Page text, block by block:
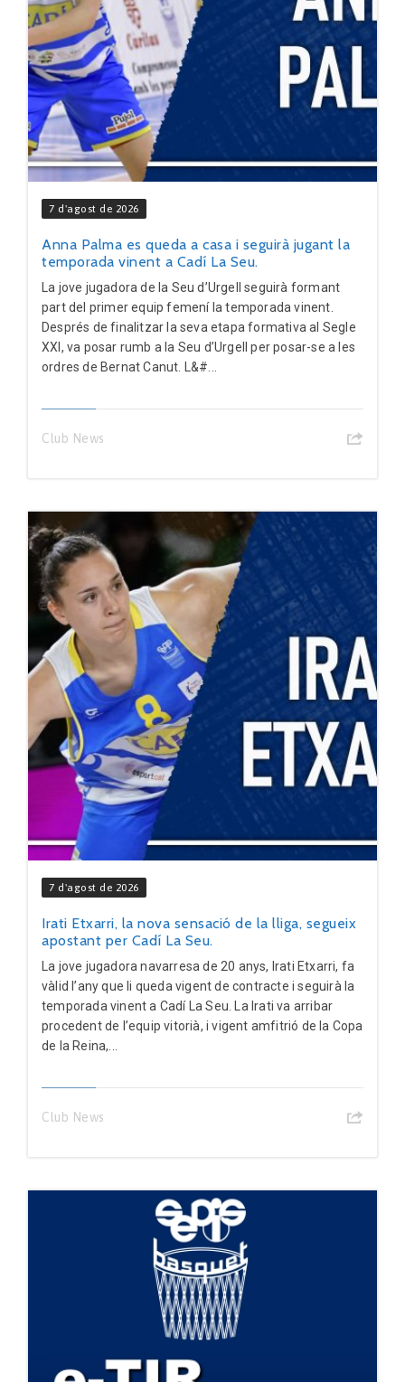
7 d'agost de 2026
Anna Palma es queda a casa i seguirà jugant la
temporada vinent a Cadí La Seu.
La jove jugadora de la Seu d’Urgell seguirà formant
part del primer equip femení la temporada vinent.
Després de finalitzar la seva etapa formativa al Segle
XXI, va posar rumb a la Seu d’Urgell per posar-se a les
ordres de Bernat Canut. L&#...
Club News
7 d'agost de 2026
Irati Etxarri, la nova sensació de la lliga, segueix
apostant per Cadí La Seu.
La jove jugadora navarresa de 20 anys, Irati Etxarri, fa
vàlid l’any que li queda vigent de contracte i seguirà la
temporada vinent a Cadí La Seu. La Irati va arribar
procedent de l’equip vitorià, i vigent amfitrió de la Copa
de la Reina,...
Club News